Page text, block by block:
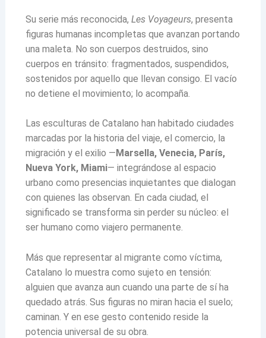
Su serie más reconocida, Les Voyageurs, presenta
figuras humanas incompletas que avanzan portando
una maleta. No son cuerpos destruidos, sino
cuerpos en tránsito: fragmentados, suspendidos,
sostenidos por aquello que llevan consigo. El vacío
no detiene el movimiento; lo acompaña.
Las esculturas de Catalano han habitado ciudades
marcadas por la historia del viaje, el comercio, la
migración y el exilio — Marsella, Venecia, París,
Nueva York, Miami— integrándose al espacio
urbano como presencias inquietantes que dialogan
con quienes las observan. En cada ciudad, el
significado se transforma sin perder su núcleo: el
ser humano como viajero permanente.
Más que representar al migrante como víctima,
Catalano lo muestra como sujeto en tensión:
alguien que avanza aun cuando una parte de sí ha
quedado atrás. Sus figuras no miran hacia el suelo;
caminan. Y en ese gesto contenido reside la
potencia universal de su obra.